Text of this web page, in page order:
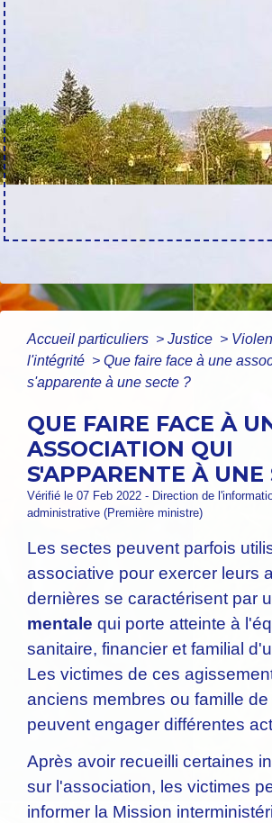
Accueil particuliers > Justice >
l'intégrité > Que faire face à une
s'apparente à une secte ?
QUE FAIRE FACE À
ASSOCIATION QUI
S'APPARENTE À UNE
Vérifié le 07 Feb 2022 - Direction de
administrative (Première ministre)
Les sectes peuvent parfois
associative pour exercer leurs
dernières se caractérisent par
mentale qui porte atteinte à
sanitaire, financier et familial
Les victimes de ces
anciens membres ou famille
peuvent engager différentes
Après avoir recueilli certaines
sur l'association, les victimes
informer la Mission